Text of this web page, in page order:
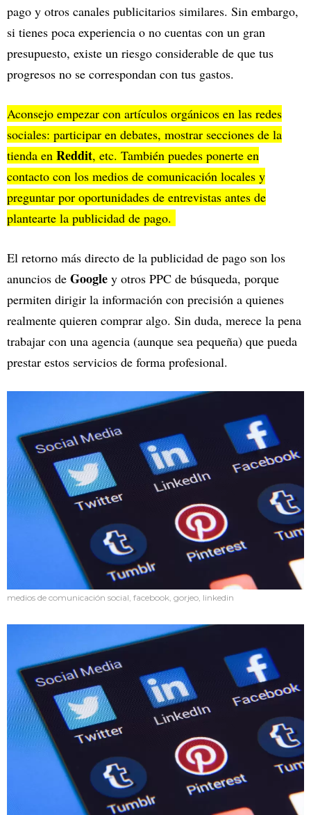
pago y otros canales publicitarios similares. Sin embargo,
si tienes poca experiencia o no cuentas con un gran
presupuesto, existe un riesgo considerable de que tus
progresos no se correspondan con tus gastos.
Aconsejo empezar con artículos orgánicos en las redes
sociales: participar en debates, mostrar secciones de la
tienda en Reddit, etc. También puedes ponerte en
contacto con los medios de comunicación locales y
preguntar por oportunidades de entrevistas antes de
plantearte la publicidad de pago.
El retorno más directo de la publicidad de pago son los
anuncios de Google y otros PPC de búsqueda, porque
permiten dirigir la información con precisión a quienes
realmente quieren comprar algo. Sin duda, merece la pena
trabajar con una agencia (aunque sea pequeña) que pueda
prestar estos servicios de forma profesional.
medios de comunicación social, facebook, gorjeo, linkedin